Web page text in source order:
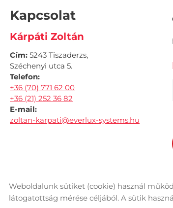
Kapcsolat
Kárpáti Zoltán
Cím: 5243 Tiszaderzs,
Széchenyi utca 5.
Telefon:
+36 (70) 771 62 00
+36 (21) 252 36 82
E-mail:
zoltan-karpati@everlux-systems.hu
© 2026 - Minden jog fenntartva
Weboldalunk sütiket (cookie) használ
látogatottság mérése céljából. A sütik